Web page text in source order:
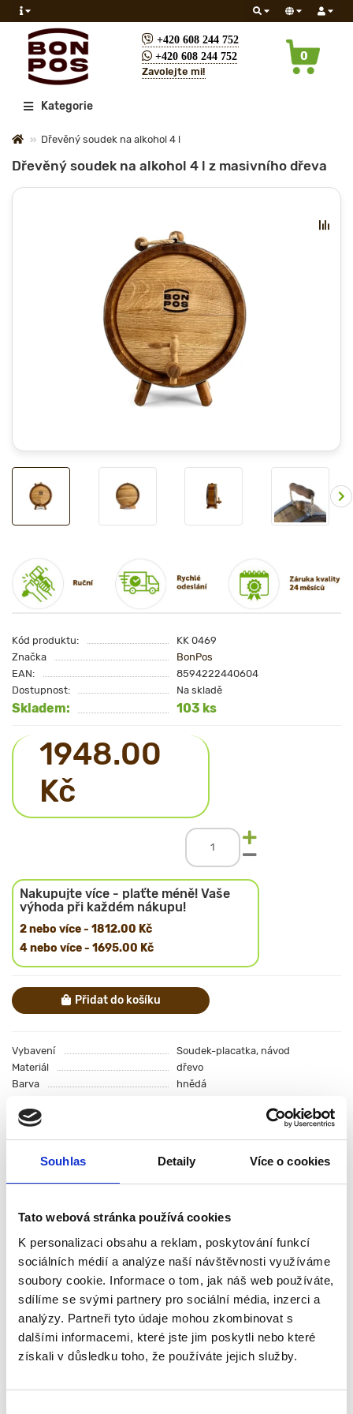
Souhlas Detaily Více o cookies
Tato webová stránka používá cookies
K personalizaci obsahu a reklam, poskytování funkcí
sociálních médií a analýze naší návštěvnosti využíváme
soubory cookie. Informace o tom, jak náš web používáte,
sdílíme se svými partnery pro sociální média, inzerci a
analýzy. Partneři tyto údaje mohou zkombinovat s
dalšími informacemi, které jste jim poskytli nebo které
získali v důsledku toho, že používáte jejich služby.
+420 608 244 752
+420 608 244 752
Zavolejte mi!
0
VšechnyKategorie
Dřevěný soudek na alkohol 4 l
Dřevěný soudek na alkohol 4 l z masivního dřeva
Kód produktu:
KK 0469
Značka
BonPos
EAN:
8594222440604
Dostupnost:
Na skladě
Skladem: 103 ks
1948.00
Kč
Nakupujte více - plaťte méně! Vaše
výhoda při každém nákupu!
2 nebo více - 1812.00 Kč
4 nebo více - 1695.00 Kč
Přidat do košíku
Vybavení
Soudek-placatka, návod
Materiál
dřevo
Barva
hnědá
Průměr
Všechny funkce
0 recenzí
Hodnocení (0)
Dubový soudek 4 l s kohoutkem
a zátkou je určený pro zrání,
skladování a servírování
domácích alkoholických nápojů,
jako je víno, likéry nebo
vzhled s praktickým použitím.